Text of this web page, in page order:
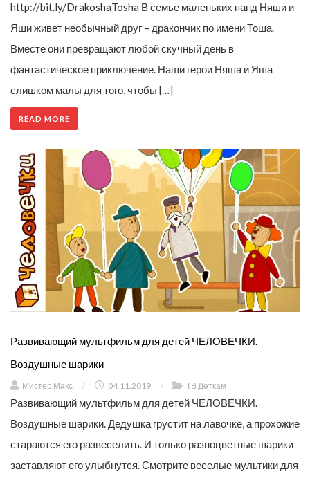
http://bit.ly/DrakoshaTosha В семье маленьких панд Няши и
Яши живет необычный друг – дракончик по имени Тоша.
Вместе они превращают любой скучный день в
фантастическое приключение. Наши герои Няша и Яша
слишком малы для того, чтобы […]
READ MORE
Развивающий мультфильм для детей ЧЕЛОВЕЧКИ.
Воздушные шарики
Мистер Макс / 04.11.2019 / ТВ Деткам
Развивающий мультфильм для детей ЧЕЛОВЕЧКИ.
Воздушные шарики. Дедушка грустит на лавочке, а прохожие
стараются его развеселить. И только разноцветные шарики
заставляют его улыбнутся. Смотрите веселые мультики для